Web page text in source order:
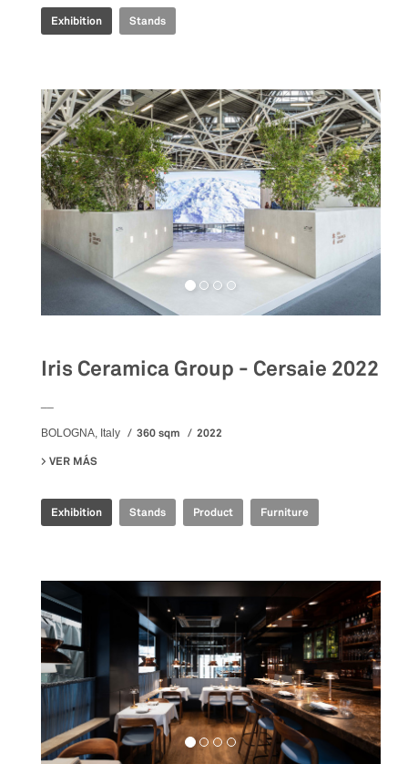
Exhibition Stands
Iris Ceramica Group - Cersaie 2022
BOLOGNA, Italy 360 sqm
2022
VER MÁS
Exhibition Stands Product Furniture